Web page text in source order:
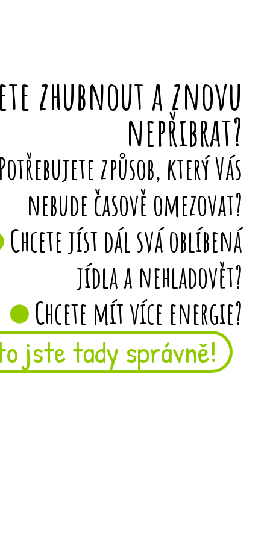
zhubnout a znovu
nepřibrat?
způsob, který Vás
nebude časově omezovat?
Chcete jíst dál svá oblíbená
jídla a nehladovět?
Chcete mít více energie?
jste tady správně!